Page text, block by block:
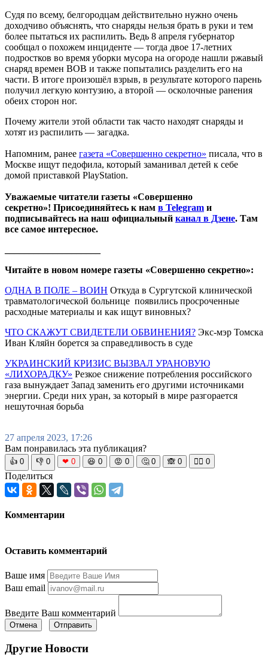
Судя по всему, белгородцам действительно нужно очень
доходчиво объяснять, что снаряды нельзя брать в руки и тем
более пытаться их распилить. Ведь 8 апреля губернатор
сообщал о похожем инциденте — тогда двое 17-летних
подростков во время уборки мусора на огороде нашли ржавый
снаряд времен ВОВ и также попытались разделить его на
части. В итоге произошёл взрыв, в результате которого парень
получил легкую контузию, а второй — осколочные ранения
обеих сторон ног.
Почему жители этой области так часто находят снаряды и
хотят из распилить — загадка.
Напомним, ранее газета «Совершенно секретно» писала, что в
Москве ищут педофила, который заманивал детей к себе
домой приставкой PlayStation.
Уважаемые читатели газеты «Совершенно
секретно»! Присоединяйтесь к нам в Telegram и
подписывайтесь на наш официальный канал в Дзене. Там
все самое интересное.
Читайте в новом номере газеты «Совершенно секретно»:
ОДНА В ПОЛЕ – ВОИН Откуда в Сургутской клинической
травматологической больнице появились просроченные
расходные материалы и как ищут виновных?
ЧТО СКАЖУТ СВИДЕТЕЛИ ОБВИНЕНИЯ? Экс-мэр Томска
Иван Кляйн борется за справедливость в суде
УКРАИНСКИЙ КРИЗИС ВЫЗВАЛ УРАНОВУЮ
«ЛИХОРАДКУ» Резкое снижение потребления российского
газа вынуждает Запад заменить его другими источниками
энергии. Среди них уран, за который в мире разгорается
нешуточная борьба
27 апреля 2023, 17:26
Вам понравилась эта публикация?
👍 0 👎 0 ❤ 0 😆 0 😡 0 🤔 0 🙈 0 🧘‍♀️ 0
Поделиться
Комментарии
Оставить комментарий
Ваше имя
Ваш email
Введите Ваш комментарий
Отмена Отправить
Другие Новости